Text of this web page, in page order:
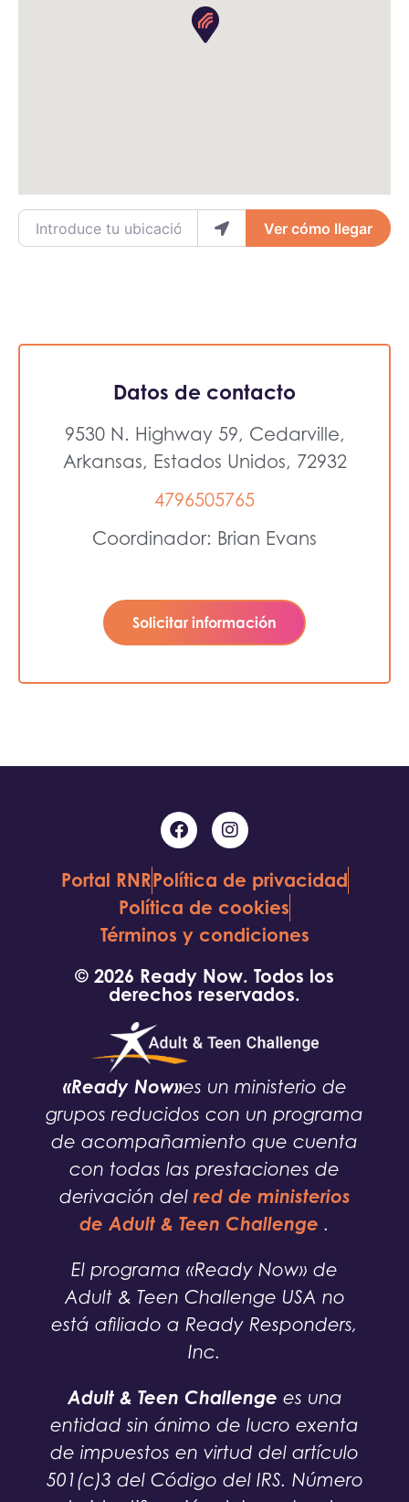
Introduce tu ubicación Ver cómo llegar
Datos de contacto
9530 N. Highway 59, Cedarville,
Arkansas, Estados Unidos, 72932
4796505765
Coordinador: Brian Evans
Solicitar información
Portal RNRPolítica de privacidad
Política de cookies
Términos y condiciones
© 2026 Ready Now. Todos los
derechos reservados.
«Ready Now»es un ministerio de
grupos reducidos con un programa
de acompañamiento que cuenta
con todas las prestaciones de
derivación del red de ministerios
de Adult & Teen Challenge .
El programa «Ready Now» de
Adult & Teen Challenge USA no
está afiliado a Ready Responders,
Inc.
Adult & Teen Challenge es una
entidad sin ánimo de lucro exenta
de impuestos en virtud del artículo
501(c)3 del Código del IRS. Número